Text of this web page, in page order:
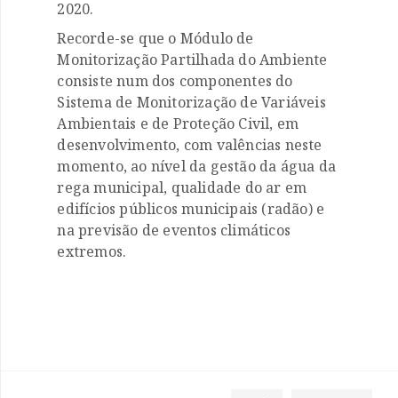
2020.
Recorde-se que o Módulo de
Monitorização Partilhada do Ambiente
consiste num dos componentes do
Sistema de Monitorização de Variáveis
Ambientais e de Proteção Civil, em
desenvolvimento, com valências neste
momento, ao nível da gestão da água da
rega municipal, qualidade do ar em
edifícios públicos municipais (radão) e
na previsão de eventos climáticos
extremos.